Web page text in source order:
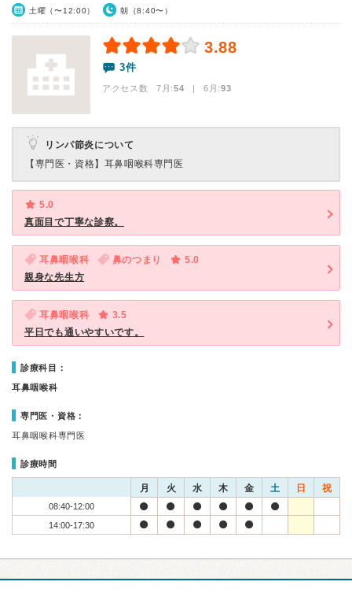
土曜（〜12:00） 朝（8:40〜）
3.88
3件
アクセス数 7月:54 | 6月:93
リンパ節炎について
【専門医・資格】 耳鼻咽喉科専門医
5.0
真面目で丁寧な診察。
耳鼻咽喉科 鼻のつまり
5.0
親身な先生方
耳鼻咽喉科
3.5
平日でも通いやすいです。
診療科目：
耳鼻咽喉科
専門医・資格：
耳鼻咽喉科専門医
診療時間
月 火 水 木 金 土 日 祝
08:40-12:00
14:00-17:30